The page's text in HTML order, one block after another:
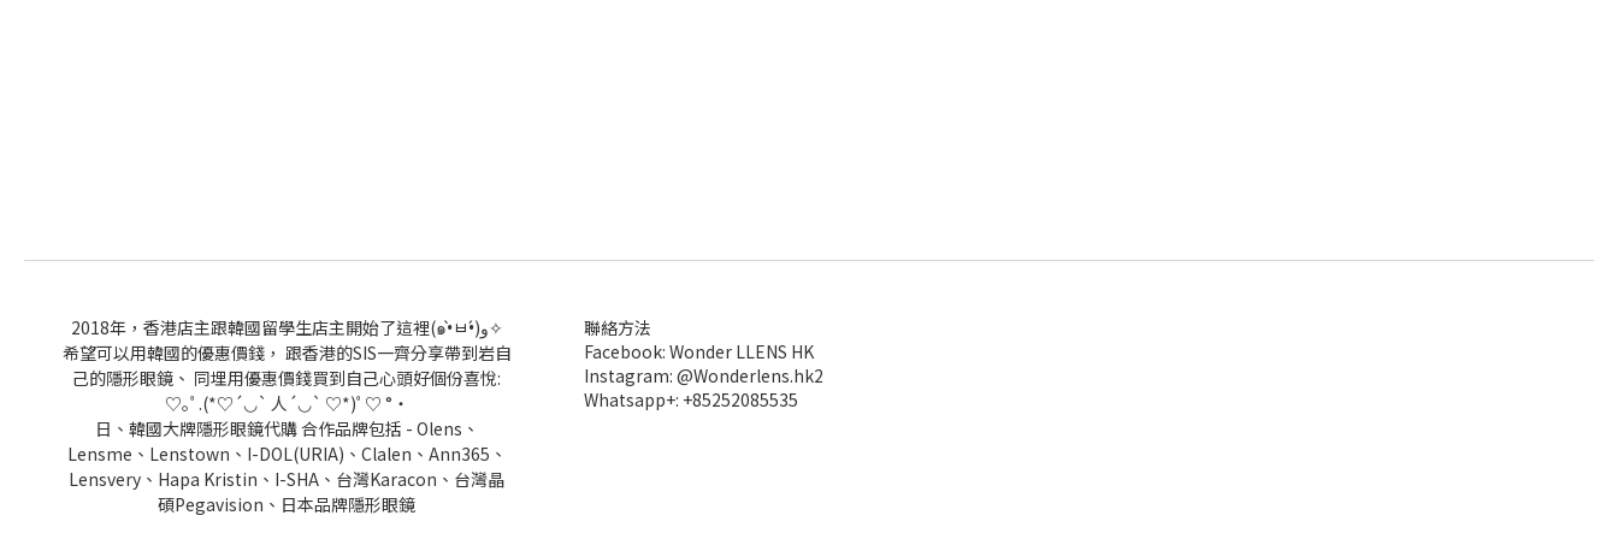
2018年，香港店主跟韓國留學生店主開始了這裡(๑•̀ㅂ•́)و✧
希望可以用韓國的優惠價錢， 跟香港的SIS一齊分享帶到岩自
己的隱形眼鏡、 同埋用優惠價錢買到自己心頭好個份喜悅:
♡｡ﾟ.(*♡´◡` 人´◡` ♡*)ﾟ♡ °・
日、韓國大牌隱形眼鏡代購 合作品牌包括 - Olens、
Lensme、Lenstown、I-DOL(URIA)、Clalen、Ann365、
Lensvery、Hapa Kristin、I-SHA、台灣Karacon、台灣晶
碩Pegavision、日本品牌隱形眼鏡
聯絡方法
Facebook: Wonder LLENS HK
Instagram: @Wonderlens.hk2
Whatsapp+: +85252085535